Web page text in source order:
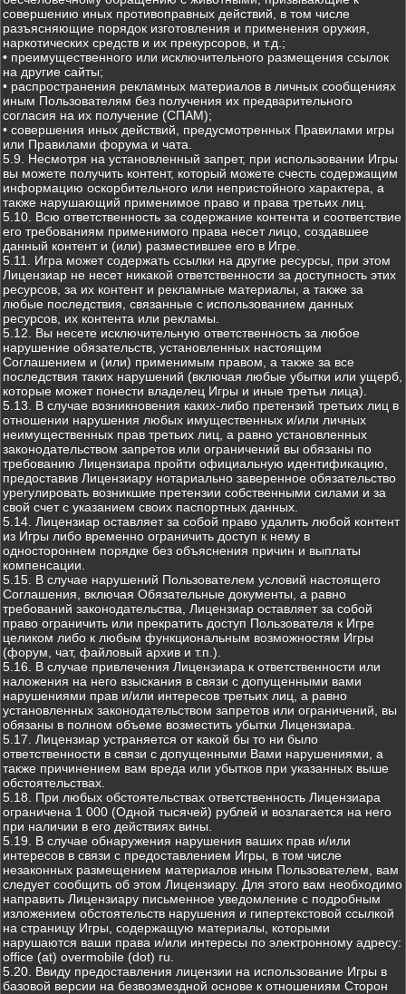
совершению иных противоправных действий, в том числе
разъясняющие порядок изготовления и применения оружия,
наркотических средств и их прекурсоров, и т.д.;
• преимущественного или исключительного размещения ссылок
на другие сайты;
• распространения рекламных материалов в личных сообщениях
иным Пользователям без получения их предварительного
согласия на их получение (СПАМ);
• совершения иных действий, предусмотренных Правилами игры
или Правилами форума и чата.
5.9. Несмотря на установленный запрет, при использовании Игры
вы можете получить контент, который можете счесть содержащим
информацию оскорбительного или непристойного характера, а
также нарушающий применимое право и права третьих лиц.
5.10. Всю ответственность за содержание контента и соответствие
его требованиям применимого права несет лицо, создавшее
данный контент и (или) разместившее его в Игре.
5.11. Игра может содержать ссылки на другие ресурсы, при этом
Лицензиар не несет никакой ответственности за доступность этих
ресурсов, за их контент и рекламные материалы, а также за
любые последствия, связанные с использованием данных
ресурсов, их контента или рекламы.
5.12. Вы несете исключительную ответственность за любое
нарушение обязательств, установленных настоящим
Соглашением и (или) применимым правом, а также за все
последствия таких нарушений (включая любые убытки или ущерб,
которые может понести владелец Игры и иные третьи лица).
5.13. В случае возникновения каких-либо претензий третьих лиц в
отношении нарушения любых имущественных и/или личных
неимущественных прав третьих лиц, а равно установленных
законодательством запретов или ограничений вы обязаны по
требованию Лицензиара пройти официальную идентификацию,
предоставив Лицензиару нотариально заверенное обязательство
урегулировать возникшие претензии собственными силами и за
свой счет с указанием своих паспортных данных.
5.14. Лицензиар оставляет за собой право удалить любой контент
из Игры либо временно ограничить доступ к нему в
одностороннем порядке без объяснения причин и выплаты
компенсации.
5.15. В случае нарушений Пользователем условий настоящего
Соглашения, включая Обязательные документы, а равно
требований законодательства, Лицензиар оставляет за собой
право ограничить или прекратить доступ Пользователя к Игре
целиком либо к любым функциональным возможностям Игры
(форум, чат, файловый архив и т.п.).
5.16. В случае привлечения Лицензиара к ответственности или
наложения на него взыскания в связи с допущенными вами
нарушениями прав и/или интересов третьих лиц, а равно
установленных законодательством запретов или ограничений, вы
обязаны в полном объеме возместить убытки Лицензиара.
5.17. Лицензиар устраняется от какой бы то ни было
ответственности в связи с допущенными Вами нарушениями, а
также причинением вам вреда или убытков при указанных выше
обстоятельствах.
5.18. При любых обстоятельствах ответственность Лицензиара
ограничена 1 000 (Одной тысячей) рублей и возлагается на него
при наличии в его действиях вины.
5.19. В случае обнаружения нарушения ваших прав и/или
интересов в связи с предоставлением Игры, в том числе
незаконных размещением материалов иным Пользователем, вам
следует сообщить об этом Лицензиару. Для этого вам необходимо
направить Лицензиару письменное уведомление с подробным
изложением обстоятельств нарушения и гипертекстовой ссылкой
на страницу Игры, содержащую материалы, которыми
нарушаются ваши права и/или интересы по электронному адресу:
office (at) overmobile (dot) ru.
5.20. Ввиду предоставления лицензии на использование Игры в
базовой версии на безвозмездной основе к отношениям Сторон